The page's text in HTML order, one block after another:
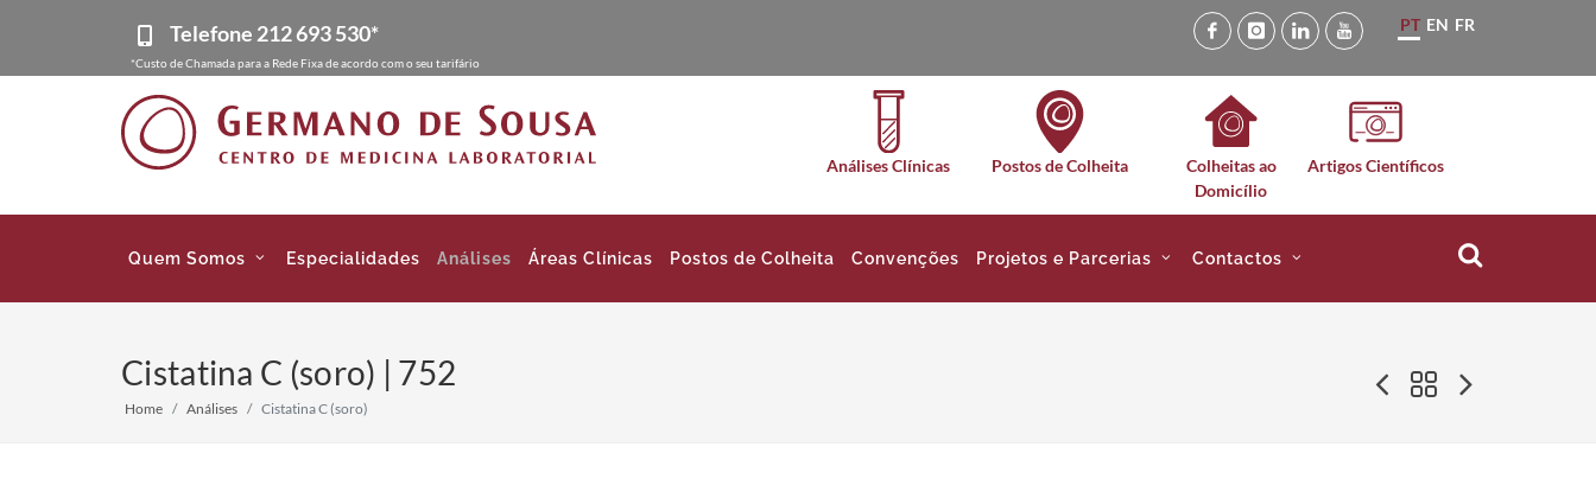
Telefone212 693 530*
*Custo de Chamada para a Rede Fixa de acordo com o seu tarifário
PT EN FR
Análises Clínicas Postos de Colheita
Colheitas ao
Domicílio
Artigos Científicos
Quem Somos Especialidades Análises Áreas Clínicas Postos de Colheita Convenções Projetos e Parcerias Contactos
Cistatina C (soro) | 752
Home Análises Cistatina C (soro)